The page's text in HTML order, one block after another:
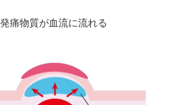
痛物質が血流に流れる